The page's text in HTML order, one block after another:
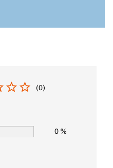
(0)
0 %